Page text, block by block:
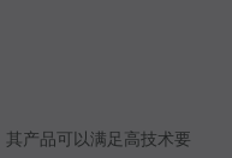
产品可以满足高技术要